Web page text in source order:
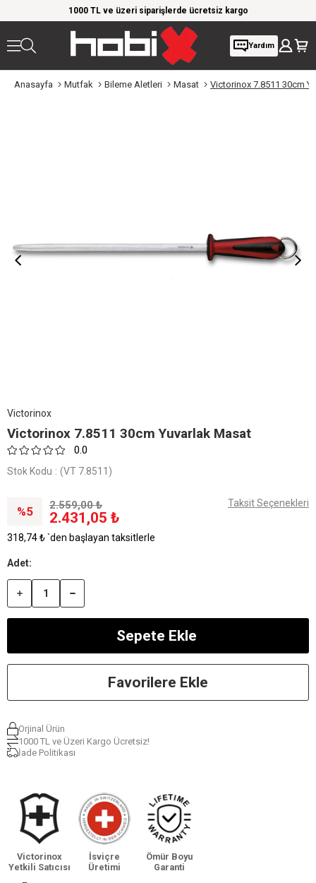
1000 TL ve üzeri siparişlerde ücretsiz kargo
Yardım
Anasayfa Mutfak Bileme Aletleri Masat Victorinox 7.8511 30cm
Victorinox
Victorinox 7.8511 30cm Yuvarlak Masat
0.0
Stok Kodu (VT 7.8511)
5 2.559,00 ₺
2.431,05 ₺
Taksit Seçenekleri
318,74 ₺`den başlayan taksitlerle
Favorilere Ekle
Orjinal Ürün
1000 TL ve Üzeri Kargo Ücretsiz!
İade Politikası
Victorinox
Yetkili Satıcısı
İsviçre
Üretimi
Ömür Boyu
Garanti